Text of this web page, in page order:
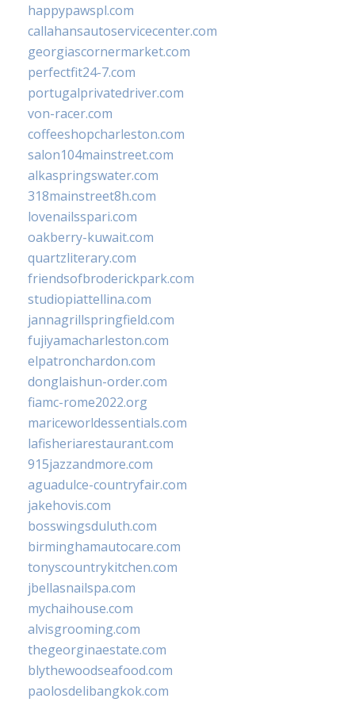
happypawspl.com
callahansautoservicecenter.com
georgiascornermarket.com
perfectfit24-7.com
portugalprivatedriver.com
von-racer.com
coffeeshopcharleston.com
salon104mainstreet.com
alkaspringswater.com
318mainstreet8h.com
lovenailsspari.com
oakberry-kuwait.com
quartzliterary.com
friendsofbroderickpark.com
studiopiattellina.com
jannagrillspringfield.com
fujiyamacharleston.com
elpatronchardon.com
donglaishun-order.com
fiamc-rome2022.org
mariceworldessentials.com
lafisheriarestaurant.com
915jazzandmore.com
aguadulce-countryfair.com
jakehovis.com
bosswingsduluth.com
birminghamautocare.com
tonyscountrykitchen.com
jbellasnailspa.com
mychaihouse.com
alvisgrooming.com
thegeorginaestate.com
blythewoodseafood.com
paolosdelibangkok.com